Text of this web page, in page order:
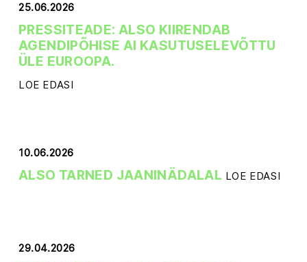
25.06.2026
PRESSITEADE: ALSO KIIRENDAB
AGENDIPÕHISE AI KASUTUSELEVÕTTU
ÜLE EUROOPA.
LOE EDASI
10.06.2026
ALSO TARNED JAANINÄDALAL LOE EDASI
29.04.2026